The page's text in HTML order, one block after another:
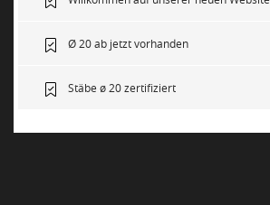
Ø 20 ab jetzt vorhanden
Stäbe ø 20 zertifiziert